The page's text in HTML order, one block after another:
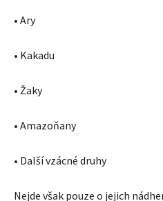
• Ary
• Kakadu
• Žaky
• Amazoňany
• Další vzácné druhy
Nejde však pouze o jejich